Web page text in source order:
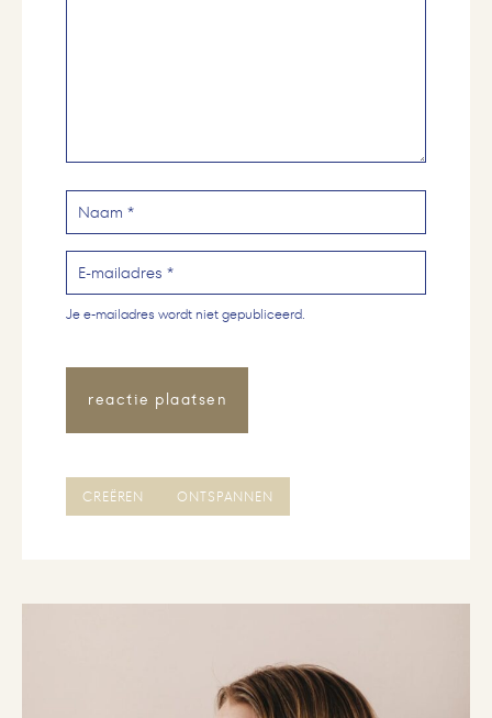
Je e-mailadres wordt niet gepubliceerd.
CREËREN ONTSPANNEN